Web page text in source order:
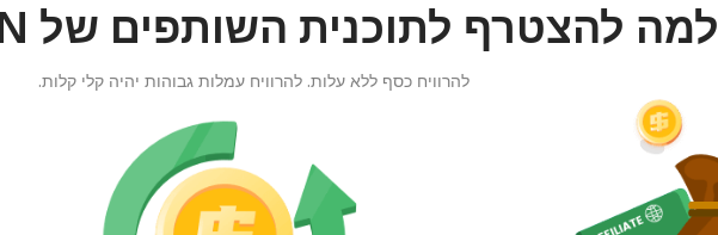
למה להצטרף לתוכנית השותפים של PandaVPN?
להרוויח כסף ללא עלות. להרוויח עמלות גבוהות יהיה קלי קלות.